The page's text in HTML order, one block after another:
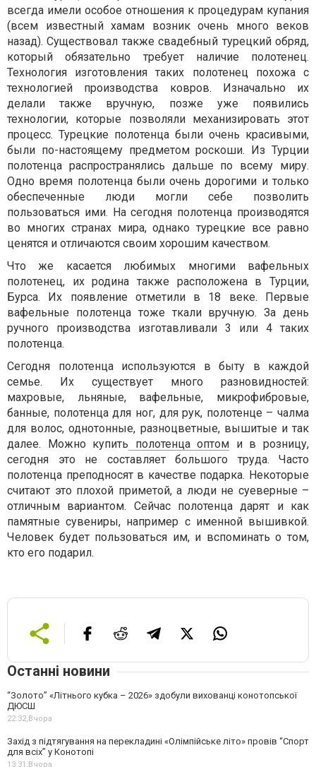
всегда имели особое отношения к процедурам купания
(всем известный хамам возник очень много веков
назад). Существовал также свадебный турецкий обряд,
который обязательно требует наличие полотенец.
Технология изготовления таких полотенец похожа с
технологией производства ковров. Изначально их
делали также вручную, позже уже появились
технологии, которые позволяли механизировать этот
процесс. Турецкие полотенца были очень красивыми,
были по-настоящему предметом роскоши. Из Турции
полотенца распространялись дальше по всему миру.
Одно время полотенца были очень дорогими и только
обеспеченные люди могли себе позволить
пользоваться ими. На сегодня полотенца производятся
во многих странах мира, однако турецкие все равно
ценятся и отличаются своим хорошим качеством.
Что же касается любимых многими вафельных
полотенец, их родина также расположена в Турции,
Бурса. Их появление отметили в 18 веке. Первые
вафельные полотенца тоже ткали вручную. За день
ручного производства изготавливали 3 или 4 таких
полотенца.
Сегодня полотенца используются в быту в каждой
семье. Их существует много разновидностей:
махровые, льняные, вафельные, микрофибровые,
банные, полотенца для ног, для рук, полотенце – чалма
для волос, однотонные, разноцветные, вышитые и так
далее. Можно купить полотенца оптом и в розницу,
сегодня это не составляет большого труда. Часто
полотенца преподносят в качестве подарка. Некоторые
считают это плохой приметой, а люди не суеверные –
отличным вариантом. Сейчас полотенца дарят и как
памятные сувениры, например с именной вышивкой.
Человек будет пользоваться им, и вспоминать о том,
кто его подарил.
Останні новини
“Золото” «Літнього кубка – 2026» здобули вихованці конотопської
ДЮСШ
22:32,Вчора
Захід з підтягування на перекладині «Олімпійське літо» провів “Спорт
для всіх” у Конотопі
13:31,Вчора